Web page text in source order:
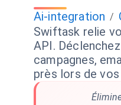
Ai-integration /
Swiftask relie
API.
campagnes,
près lors de